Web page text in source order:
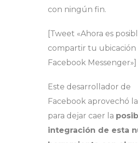
con ningún fin.
[Tweet «Ahora es
compartir tu ubicación
Facebook Messenger»]
Este desarrollador de
Facebook aprovechó
para dejar caer la
integración de esta